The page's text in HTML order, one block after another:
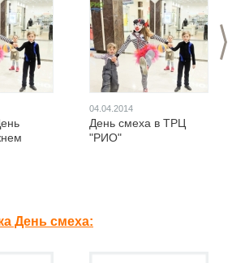
>
04.04.2014
День смеха в ТРЦ
"РИО"
День смеха: